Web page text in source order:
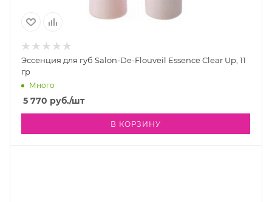
Эссенция для губ Salon-De-Flouveil Essence Clear Up, 11
гр
Много
5 770 руб./шт
В КОРЗИНУ